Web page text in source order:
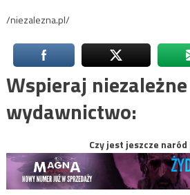
/niezalezna.pl/
Wspieraj niezależne
wydawnictwo:
Czy jest jeszcze naród